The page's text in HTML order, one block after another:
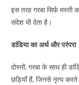
इस तरह गरबा सिर्फ़
संदेश भी देता है।
डांडिया का अर्थ और परंपरा
दोस्तों, गरबा के साथ ही
छड़ियाँ हैं, जिनसे नृत्य